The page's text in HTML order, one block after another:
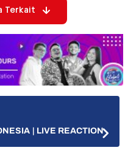
Terkait
| LIVE REACTION